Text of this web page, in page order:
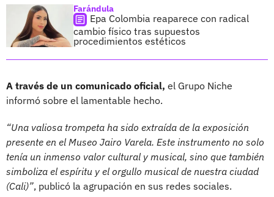
Farándula
Epa Colombia reaparece con radical
cambio físico tras supuestos
procedimientos estéticos
A través de un comunicado oficial, el Grupo Niche
informó sobre el lamentable hecho.
“Una valiosa trompeta ha sido extraída de la exposición
presente en el Museo Jairo Varela. Este instrumento no solo
tenía un inmenso valor cultural y musical, sino que también
simboliza el espíritu y el orgullo musical de nuestra ciudad
(Cali)”, publicó la agrupación en sus redes sociales.